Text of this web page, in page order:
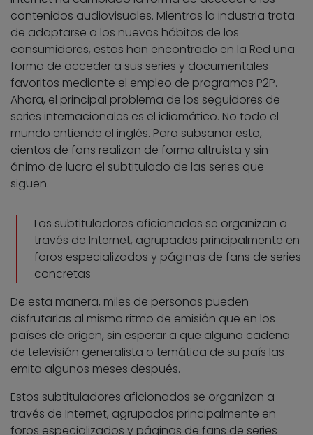
contenidos audiovisuales. Mientras la industria trata
de adaptarse a los nuevos hábitos de los
consumidores, estos han encontrado en la Red una
forma de acceder a sus series y documentales
favoritos mediante el empleo de programas P2P.
Ahora, el principal problema de los seguidores de
series internacionales es el idiomático. No todo el
mundo entiende el inglés. Para subsanar esto,
cientos de fans realizan de forma altruista y sin
ánimo de lucro el subtitulado de las series que
siguen.
Los subtituladores aficionados se organizan a
través de Internet, agrupados principalmente en
foros especializados y páginas de fans de series
concretas
De esta manera, miles de personas pueden
disfrutarlas al mismo ritmo de emisión que en los
países de origen, sin esperar a que alguna cadena
de televisión generalista o temática de su país las
emita algunos meses después.
Estos subtituladores aficionados se organizan a
través de Internet, agrupados principalmente en
foros especializados y páginas de fans de series